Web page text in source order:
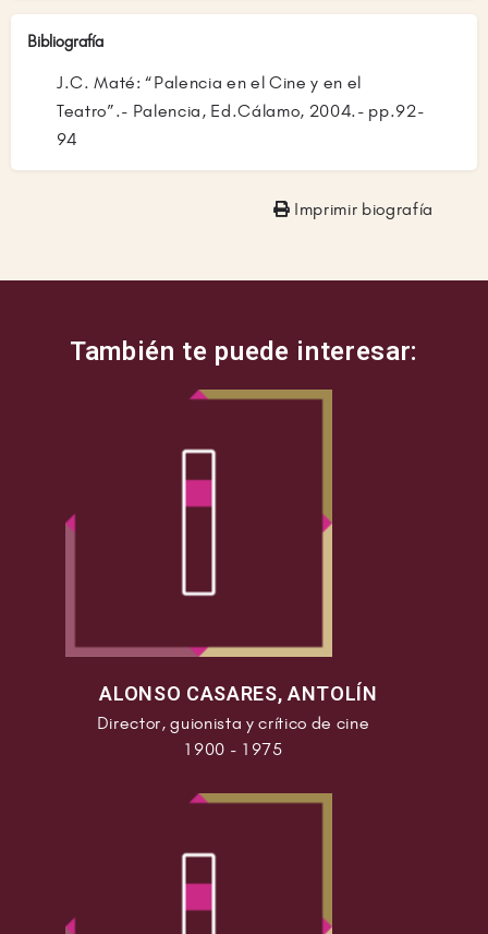
Carlos Estrada, compensó el mal resultado de
dirigida también por Picazo. Con sus guiones
de “Oscuros sueños de agosto” (1967) y “Los
claros motivos del deseo” (1976), Picazo
pretendió el éxito comercial con comedias de
despertar sensual de la juventud sin
capítulo de “Crónicas de un pueblo” y “Barrio
serie dirigida por el burgalés Antonio Giménez
que fue el último trabajo de López Yubero
en Palencia.
Bibliografía
J.C. Maté: “Palencia en el Cine y en el
Teatro”.- Palencia, Ed.Cálamo, 2004.- pp.92-
94
Imprimir biografía
ALONSO CASARES, ANTOLÍN
Director, guionista y crítico de cine
1900 - 1975